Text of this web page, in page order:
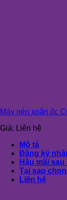
Máy nén xoắn ốc
Giá: Liên hệ
Mô tả
Đăng ký
Hậu mãi
Tại sao
Liên hệ